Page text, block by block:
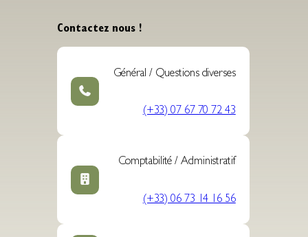
Contactez nous !
Général / Questions diverses
(+33) 07 67 70 72 43
Comptabilité / Administratif
(+33) 06 73 14 16 56